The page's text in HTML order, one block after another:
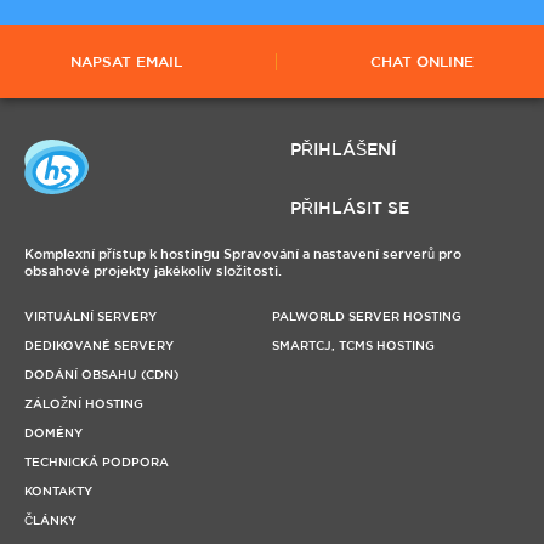
NAPSAT EMAIL CHAT ONLINE
PŘIHLÁŠENÍ
PŘIHLÁSIT SE
Komplexní přístup k hostingu Spravování a nastavení serverů pro
obsahové projekty jakékoliv složitosti.
VIRTUÁLNÍ SERVERY
DEDIKOVANÉ SERVERY
DODÁNÍ OBSAHU (CDN)
ZÁLOŽNÍ HOSTING
DOMÉNY
TECHNICKÁ PODPORA
KONTAKTY
ČLÁNKY
PALWORLD SERVER HOSTING
SMARTCJ, TCMS HOSTING